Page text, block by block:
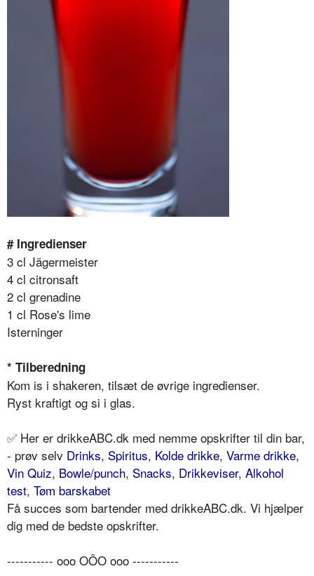
# Ingredienser
3 cl Jägermeister
4 cl citronsaft
2 cl grenadine
1 cl Rose's lime
Isterninger
* Tilberedning
Kom is i shakeren, tilsæt de øvrige ingredienser.
Ryst kraftigt og si i glas.
✅ Her er drikkeABC.dk med nemme opskrifter til din bar,
- prøv selv Drinks, Spiritus, Kolde drikke, Varme drikke,
Vin Quiz, Bowle/punch, Snacks, Drikkeviser, Alkohol
test, Tøm barskabet
Få succes som bartender med drikkeABC.dk. Vi hjælper
dig med de bedste opskrifter.
----------- ooo OÔO ooo -----------